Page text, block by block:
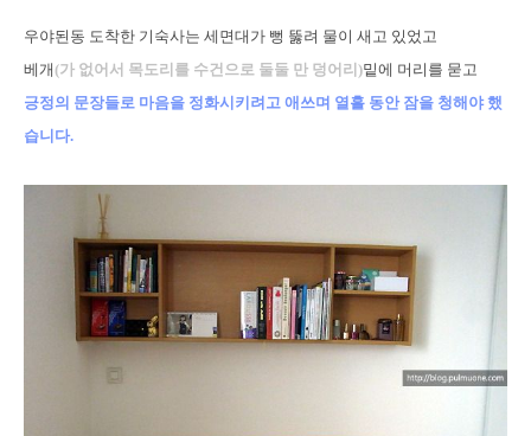
우야된동 도착한 기숙사는 세면대가 뻥 뚫려 물이 새고 있었고
베개(가 없어서 목도리를 수건으로 둘둘 만 덩어리)밑에 머리를 묻고
긍정의 문장들로 마음을 정화시키려고 애쓰며 열흘 동안 잠을 청해야 했
습니다.